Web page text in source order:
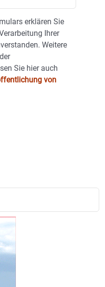
erklären Sie
Ihrer
Weitere
Sie hier auch
von